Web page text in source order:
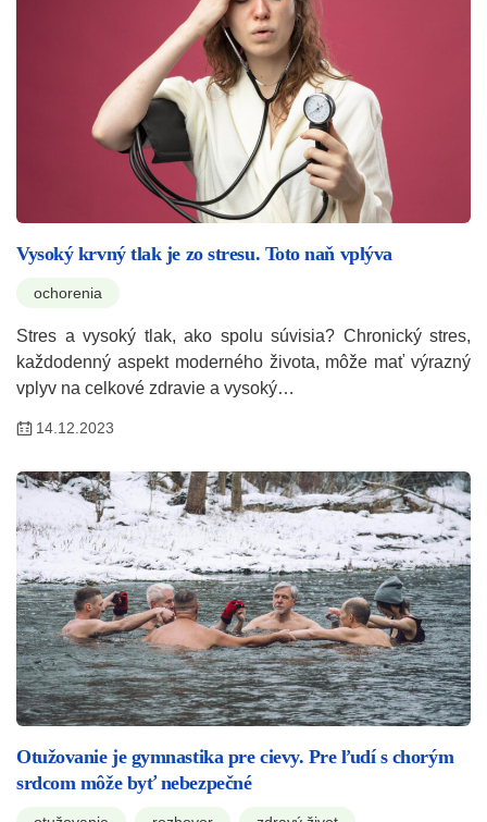
Vysoký krvný tlak je zo stresu. Toto naň vplýva
ochorenia
Stres a vysoký tlak, ako spolu súvisia? Chronický stres,
každodenný aspekt moderného života, môže mať výrazný
vplyv na celkové zdravie a vysoký…
14.12.2023
Otužovanie je gymnastika pre cievy. Pre ľudí s chorým
srdcom môže byť nebezpečné